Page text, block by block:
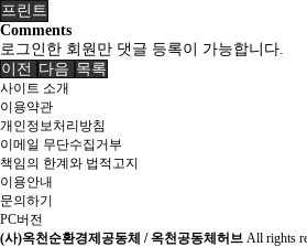
프린트
Comments
로그인한 회원만 댓글 등록이 가능합니다.
이전 다음 목록
사이트 소개
이용약관
개인정보처리방침
이메일 무단수집거부
책임의 한계와 법적고지
이용안내
문의하기
PC버전
(사)옥천순환경제공동체 / 옥천공동체허브 All rights